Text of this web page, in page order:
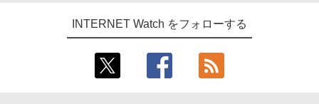
INTERNET Watch をフォローする